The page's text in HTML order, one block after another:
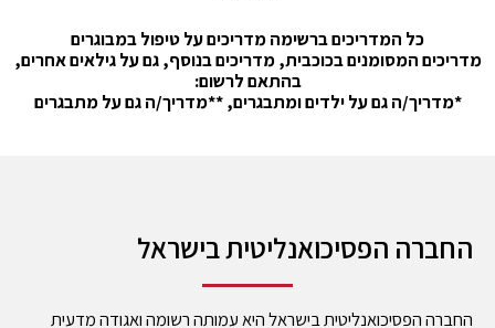
כל המדריכים ברשימה מדריכים על טיפול במבוגרים
מדריכים המסומנים בכוכבית, מדריכים בנוסף, גם על גילאים אחרים,
בהתאם לרשום:
*מדריך/ה גם על ילדים ומתבגרים, **מדריך/ה גם על מתבגרים
החברה הפסיכואנליטית בישראל
החברה הפסיכואנליטית בישראל היא עמותה רשומה ואגודה מדעית